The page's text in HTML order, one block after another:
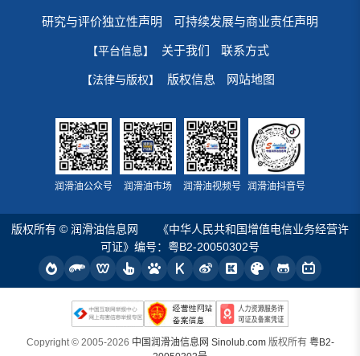
研究与评价独立性声明 可持续发展与商业责任声明
【平台信息】 关于我们 联系方式
【法律与版权】 版权信息 网站地图
润滑油公众号 润滑油市场 润滑油视频号 润滑油抖音号
版权所有 © 润滑油信息网
《中华人民共和国增值电信业务经营许
可证》编号：粤B2-20050302号
Copyright © 2005-2026 中国润滑油信息网 Sinolub.com版权所有 粤B2-